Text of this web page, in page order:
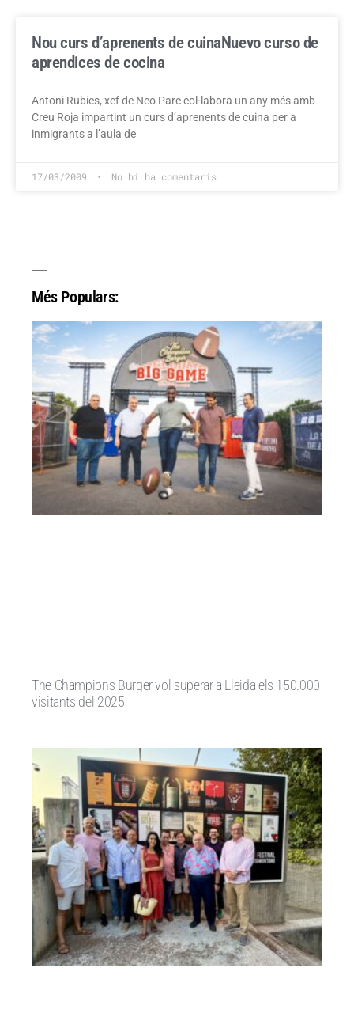
Nou curs d’aprenents de cuina Nuevo curso de
aprendices de cocina
Antoni Rubies, xef de Neo Parc col·labora un any més amb
Creu Roja impartint un curs d’aprenents de cuina per a
inmigrants a l’aula de
17/03/2009 No hi ha comentaris
Més Populars:
The Champions Burger vol superar a Lleida els 150.000
visitants del 2025